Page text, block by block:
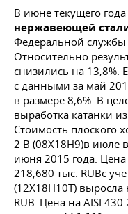
В июне текущего
нержавеющей
Федеральной службы
Относительно
снизились на 13,8%.
с данными за май
в размере 8,6%. В
выработка катанки из
Стоимость плоского
2 В (08Х18Н9)в июле
июня 2015 года.
218,680 тыс. RUBс
(12Х18Н10Т) выросла
RUB. Цена на AISI